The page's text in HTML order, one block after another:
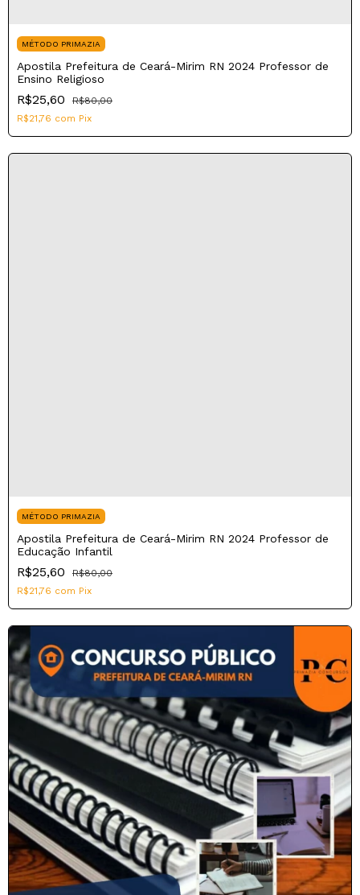
MÉTODO PRIMAZIA
Apostila Prefeitura de Ceará-Mirim RN 2024 Professor de
Ensino Religioso
R$25,60
R$80,00
R$21,76 com Pix
MÉTODO PRIMAZIA
Apostila Prefeitura de Ceará-Mirim RN 2024 Professor de
Educação Infantil
R$25,60
R$80,00
R$21,76 com Pix